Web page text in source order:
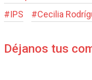
#IPS #Cecilia
Déjanos tus